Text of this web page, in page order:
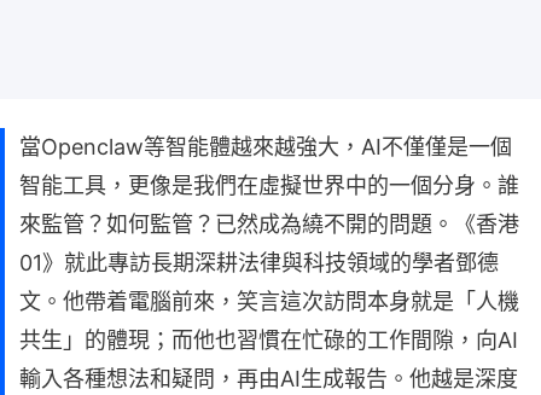
當Openclaw等智能體越來越強大，AI不僅僅是一個
智能工具，更像是我們在虛擬世界中的一個分身。誰
來監管？如何監管？已然成為繞不開的問題。《香港
01》就此專訪長期深耕法律與科技領域的學者鄧德
文。他帶着電腦前來，笑言這次訪問本身就是「人機
共生」的體現；而他也習慣在忙碌的工作間隙，向AI
輸入各種想法和疑問，再由AI生成報告。他越是深度